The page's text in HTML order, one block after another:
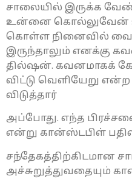
சாலையில் இருக்க
உன்னை கொல்லுவேன்
கொள்ள நினைவில்
இருந்தாலும் எனக்கு
தில்ஷன். கவனமாகக்
விட்டு வெளியேறு
விடுத்தார்
அப்போது. ​​எந்த
என்று கான்ஸ்டபிள்
சந்தேகத்திற்கிடமான
அச்சுறுத்துவதையும்